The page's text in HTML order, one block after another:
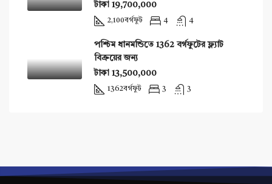
টাকা 19,700,000
2,100বর্গফুট 4 4
পশ্চিম ধানমন্ডিতে 1362 বর্গফুটের ফ্ল্যাট
বিক্রয়ের জন্য
টাকা 13,500,000
1362বর্গফুট 3 3